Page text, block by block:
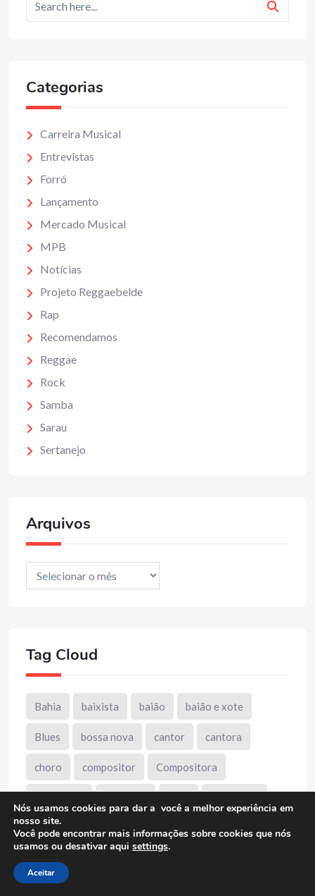
Categorias
Carreira Musical
Entrevistas
Forró
Lançamento
Mercado Musical
MPB
Notícias
Projeto Reggaebelde
Rap
Recomendamos
Reggae
Rock
Samba
Sarau
Sertanejo
Arquivos
Arquivos
Tag Cloud
Bahia baixista baião baião e xote
Blues bossa nova cantor cantora
choro compositor Compositora
forro Forró Xote Baião
Nós usamos cookies para dar a você a melhor experiência em
nosso site.
Você pode encontrar mais informações sobre cookies que nós
usamos ou desativar aqui settings.
Aceitar